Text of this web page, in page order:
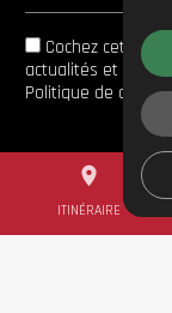
place
ITINÉRAIRE
Cochez cette
actualités et les
Politique de